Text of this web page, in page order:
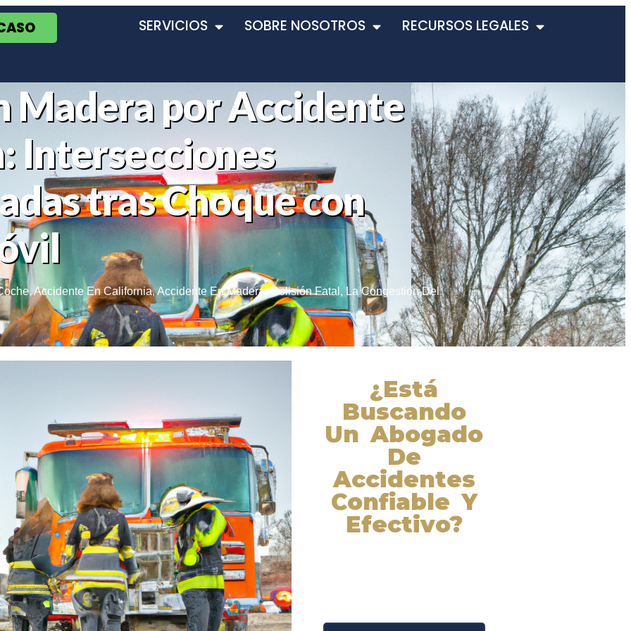
SERVICIOS SOBRE NOSOTROS RECURSOS LEGALES
Madera por Accidente
Intersecciones
tras Choque con
,Accidente En California,Accidente En Madera,Colisión Fatal , La Congestión Del
¿Está
Buscando
Un Abogado
De
Accidentes
Confiable Y
Efectivo?